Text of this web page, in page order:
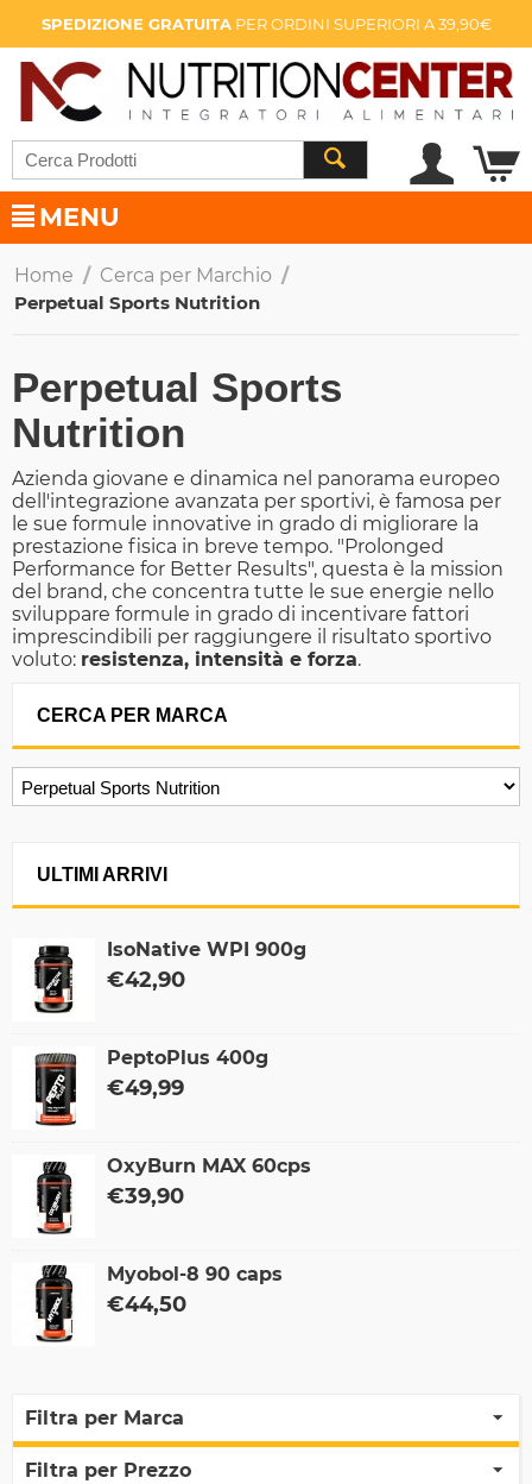
SPEDIZIONE GRATUITAPER ORDINI SUPERIORI A 39,90€
MENU
Home / Cerca per Marchio /
Perpetual Sports Nutrition
Perpetual Sports
Nutrition
Azienda giovane e dinamica nel panorama europeo
dell'integrazione avanzata per sportivi, è famosa per
le sue formule innovative in grado di migliorare la
prestazione fisica in breve tempo. "Prolonged
Performance for Better Results", questa è la mission
del brand, che concentra tutte le sue energie nello
sviluppare formule in grado di incentivare fattori
imprescindibili per raggiungere il risultato sportivo
voluto: resistenza, intensità e forza.
CERCA PER MARCA
ULTIMI ARRIVI
IsoNative WPI 900g
€42,90
PeptoPlus 400g
€49,99
OxyBurn MAX 60cps
€39,90
Myobol-8 90 caps
€44,50
Filtra per Marca
Filtra per Prezzo